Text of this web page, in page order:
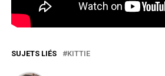
SUJETS LIÉS KITTIE